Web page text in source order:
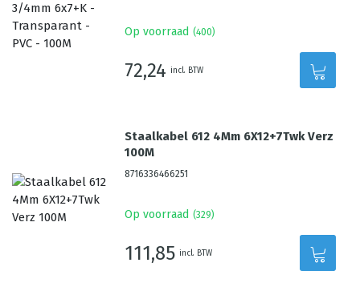
Op voorraad (400)
72,24 incl. BTW
Staalkabel 612 4Mm 6X12+7Twk Verz
100M
8716336466251
Op voorraad (329)
111,85 incl. BTW